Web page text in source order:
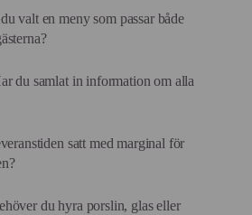
valt en meny som passar både
du samlat in information om alla
satt med marginal för
du hyra porslin, glas eller